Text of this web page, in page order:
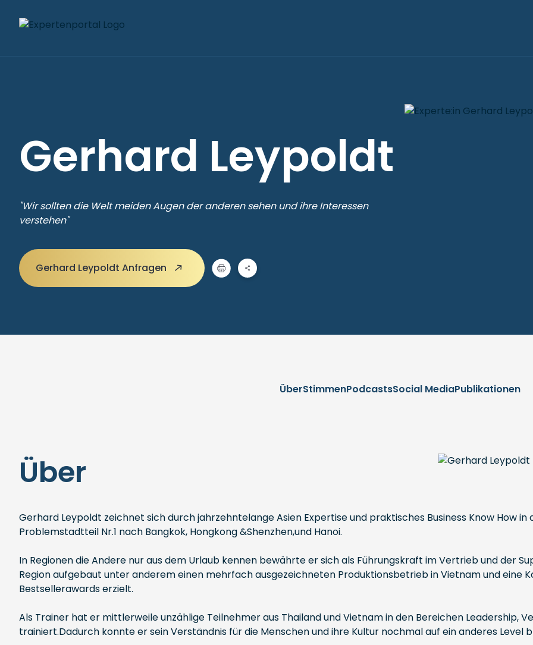
Gerhard Leypoldt
"Wir sollten die Welt meiden Augen der anderen sehen und ihre Interessen
verstehen"
Gerhard Leypoldt Anfragen
ÜberStimmenPodcastsSocial MediaPublikationen
Über
Gerhard Leypoldt zeichnet sich durch jahrzehntelange Asien Expertise und praktisches Business Know How in
Problemstadtteil Nr.1 nach Bangkok, Hongkong &Shenzhen,und Hanoi.
In Regionen die Andere nur aus dem Urlaub kennen bewährte er sich als Führungskraft im Vertrieb und der
Region aufgebaut unter anderem einen mehrfach ausgezeichneten Produktionsbetrieb in Vietnam und eine
Bestsellerawards erzielt.
Als Trainer hat er mittlerweile unzählige Teilnehmer aus Thailand und Vietnam in den Bereichen Leadership,
trainiert.Dadurch konnte er sein Verständnis für die Menschen und ihre Kultur nochmal auf ein anderes Level